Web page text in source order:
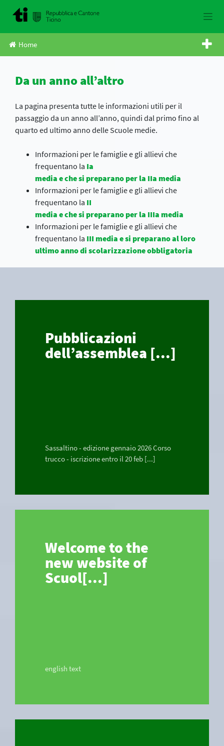
Home
Da un anno all’altro
La pagina presenta tutte le informazioni utili per il
passaggio da un anno all’anno, quindi dal primo fino al
quarto ed ultimo anno delle Scuole medie.
Informazioni per le famiglie e gli allievi che
frequentano la Ia
media e che si preparano per la IIa media
Informazioni per le famiglie e gli allievi che
frequentano la II
media e che si preparano per la IIIa media
Informazioni per le famiglie e gli allievi che
frequentano la III media e si preparano al loro
ultimo anno di scolarizzazione obbligatoria
Pubblicazioni
dell’assemblea [...]
Sassaltino - edizione gennaio 2026 Corso
trucco - iscrizione entro il 20 feb [...]
Welcome to the
new website of
Scuol[...]
english text